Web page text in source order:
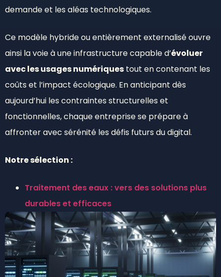
demande et les aléas technologiques.
Ce modèle hybride ou entièrement externalisé ouvre
ainsi la voie à une infrastructure capable d’évoluer
avec les usages numériques tout en contenant les
coûts et l’impact écologique. En anticipant dès
aujourd’hui les contraintes structurelles et
fonctionnelles, chaque entreprise se prépare à
affronter avec sérénité les défis futurs du digital.
Notre sélection :
Traitement des eaux : vers des solutions plus
durables et efficaces